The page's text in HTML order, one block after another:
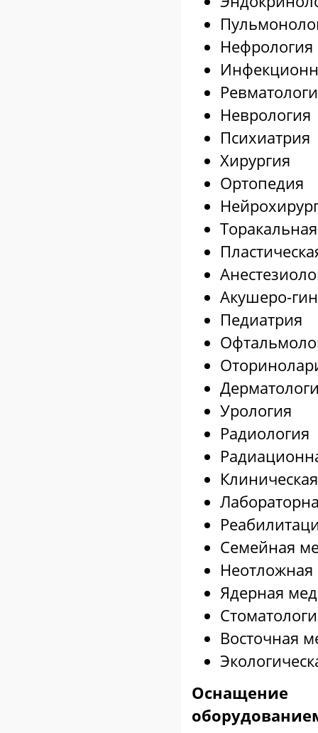
Нефрология
Неврология
Психиатрия
Хирургия
Ортопедия
Акушеро-
Педиатрия
Урология
Радиология
Семейная
Ядерная
Восточная